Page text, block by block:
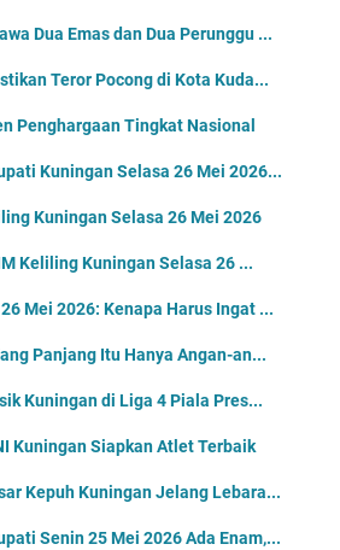
Dua Emas dan Dua Perunggu ...
Teror Pocong di Kota Kuda...
Penghargaan Tingkat Nasional
Kuningan Selasa 26 Mei 2026...
Kuningan Selasa 26 Mei 2026
Keliling Kuningan Selasa 26 ...
Mei 2026: Kenapa Harus Ingat ...
Panjang Itu Hanya Angan-an...
Kuningan di Liga 4 Piala Pres...
Kuningan Siapkan Atlet Terbaik
Kepuh Kuningan Jelang Lebara...
Senin 25 Mei 2026 Ada Enam,...